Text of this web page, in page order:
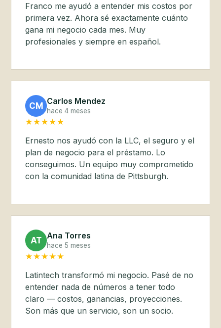
Franco me ayudó a entender mis costos por
primera vez. Ahora sé exactamente cuánto
gana mi negocio cada mes. Muy
profesionales y siempre en español.
CM Carlos Mendez
hace 4 meses
★★★★★
Ernesto nos ayudó con la LLC, el seguro y el
plan de negocio para el préstamo. Lo
conseguimos. Un equipo muy comprometido
con la comunidad latina de Pittsburgh.
AT Ana Torres
hace 5 meses
★★★★★
Latintech transformó mi negocio. Pasé de no
entender nada de números a tener todo
claro — costos, ganancias, proyecciones.
Son más que un servicio, son un socio.